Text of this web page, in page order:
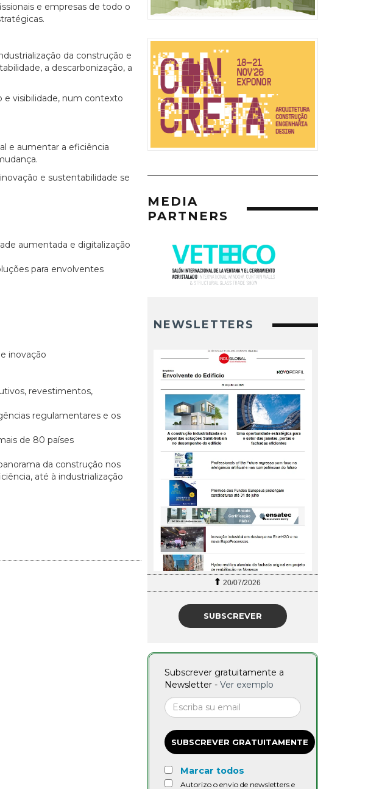
e empresas de todo o
da construção e
a descarbonização, a
e visibilidade, num contexto
e aumentar a eficiência
e sustentabilidade se
aumentada e digitalização
para envolventes
inovação
revestimentos,
regulamentares e os
de 80 países
da construção nos
até à industrialização
MEDIA
PARTNERS
NEWSLETTERS
20/07/2026
SUBSCREVER
Subscrever gratuitamente a
Newsletter - Ver exemplo
SUBSCREVER GRATUITAMENTE
Marcar todos
Autorizo o envio de newsletters e